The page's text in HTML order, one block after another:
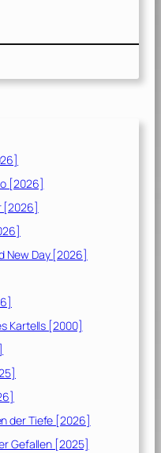
[2026]
[2026]
New Day [2026]
Kartells [2000]
der Tiefe [2026]
Gefallen [2025]